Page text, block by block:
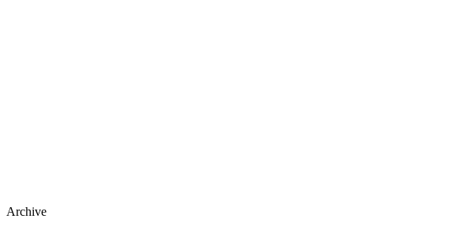
Archive